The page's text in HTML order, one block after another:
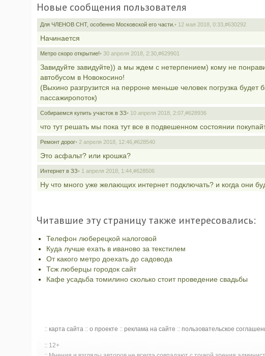
Новые сообщения пользователя
Для ЧЛЕНОВ СНТ, особенно Московской его части. • 12 мая 2018, 0:33, #630292
Начинается
Метро скоро открытие!• 30 апреля 2018, 2:30, #629901
Завидуйте завидуйте)) а мы ждем с нетерпением) кому не
автобусом в Новокосино!
(Выхино разгрузится на перроне меньше человек погрузка
пассажиропоток)
Собираемся купить участок в ЗЗ• 10 апреля 2018, 2:07, #628936
что тут решать мы пока тут все в подвешенном состоянии
Ремонт дорог• 2 апреля 2018, 12:46, #628540
Это асфальт? или крошка?
Интернет в ЗЗ• 1 апреля 2018, 1:44, #628506
Ну что много уже желающих интернет подключать? и когда они
Читавшие эту страницу также интересовались:
Телефон люберецкой налоговой
Куда лучше ехать в иваново за текстилем
От какого метро доехать до садовода
Тсж люберцы городок сайт
Кафе усадьба томилино сколько стоит проведение свадьбы
:: карта сайта :: о проекте :: реклама на сайте :: пользовательское
:: 12+